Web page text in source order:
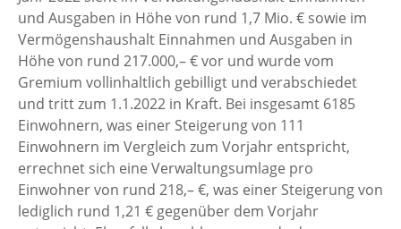
und Ausgaben in Höhe von rund 1,7 Mio. € sowie im
Vermögenshaushalt Einnahmen und Ausgaben in
Höhe von rund 217.000,– € vor und wurde vom
Gremium vollinhaltlich gebilligt und verabschiedet
und tritt zum 1.1.2022 in Kraft. Bei insgesamt 6185
Einwohnern, was einer Steigerung von 111
Einwohnern im Vergleich zum Vorjahr entspricht,
errechnet sich eine Verwaltungsumlage pro
Einwohner von rund 218,– €, was einer Steigerung von
lediglich rund 1,21 € gegenüber dem Vorjahr